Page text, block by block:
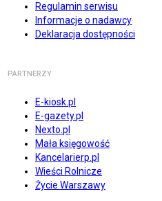
Regulamin serwisu
Informacje o nadawcy
Deklaracja dostępności
PARTNERZY
E-kiosk.pl
E-gazety.pl
Nexto.pl
Mała księgowość
Kancelarierp.pl
Wieści Rolnicze
Życie Warszawy